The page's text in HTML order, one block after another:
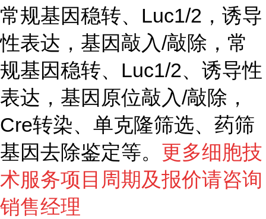
常规基因稳转、Luc1/2，诱导
性表达，基因敲入/敲除，常
规基因稳转、Luc1/2、诱导性
表达，基因原位敲入/敲除，
Cre转染、单克隆筛选、药筛
基因去除鉴定等。 更多细胞技
术服务项目周期及报价请咨询
销售经理